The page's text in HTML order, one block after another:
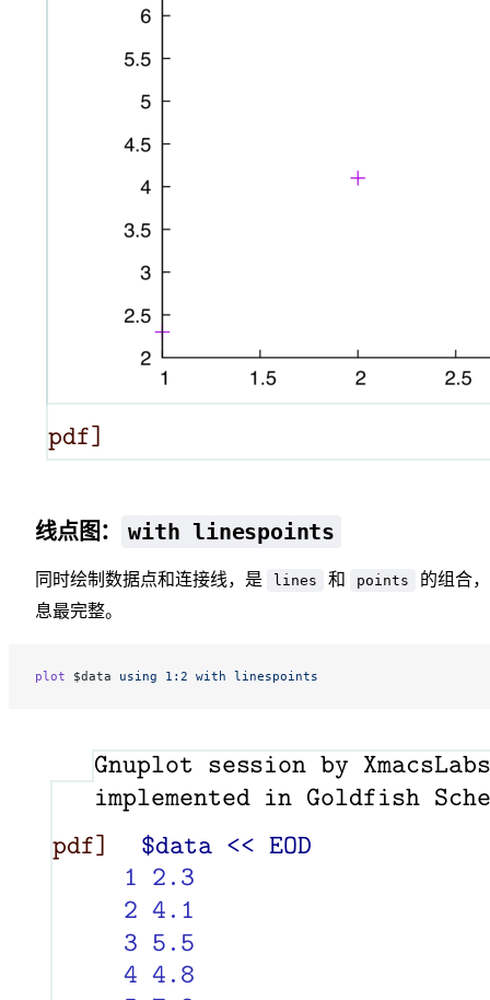
线点图： with linespoints
同时绘制数据点和连接线，是 lines 和 points
的组合
息最完整。
plot $data using 1:2 with linespoints